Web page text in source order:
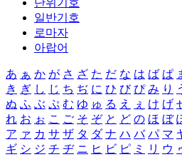
단위기호
일반기호
로마자
아랍어
あ ぁ か が さ ざ た だ な は ば ぱ
き ぎ し じ ち ぢ に ひ び ぴ み り
ぬ ふ ぶ ぷ む ゆ ゅ る え ぇ け げ
れ お ぉ こ ご そ ぞ と ど の ほ ぼ
ア ァ カ サ ザ タ ダ ナ ハ バ パ マ
ギ シ ジ チ ヂ ニ ヒ ビ ピ ミ リ ウ